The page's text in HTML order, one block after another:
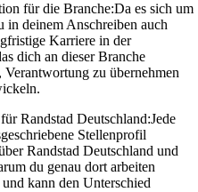
für die Branche:Da es sich um
in deinem Anschreiben auch
Karriere in der
dich an dieser Branche
zu übernehmen
Randstad Deutschland:Jede
Stellenprofil
Randstad Deutschland und
du genau dort arbeiten
kann den Unterschied